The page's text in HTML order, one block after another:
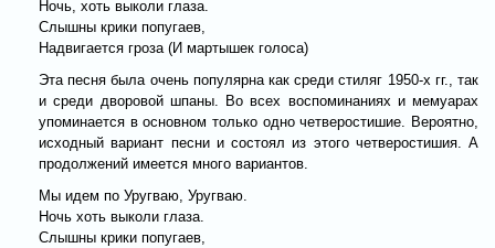
Ночь, хоть выколи глаза.
Слышны крики попугаев,
Надвигается гроза (И мартышек голоса)
Эта песня была очень популярна как среди стиляг 1950-х гг., так
и среди дворовой шпаны. Во всех воспоминаниях и мемуарах
упоминается в основном только одно четверостишие. Вероятно,
исходный вариант песни и состоял из этого четверостишия. А
продолжений имеется много вариантов.
Мы идем по Уругваю, Уругваю.
Ночь хоть выколи глаза.
Слышны крики попугаев,